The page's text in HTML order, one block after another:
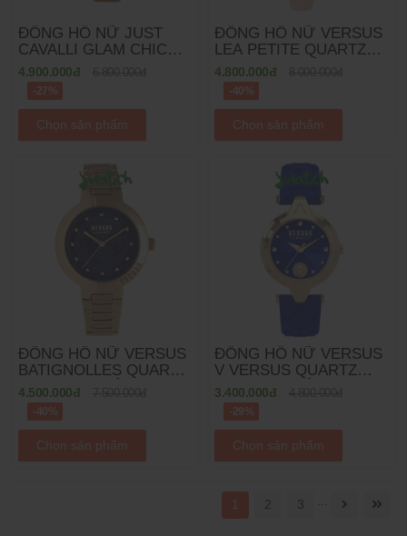
ĐỒNG HỒ NỮ JUST
CAVALLI GLAM CHIC
QUARTZ JC1L150L0025
DÂY DA
4.900.000đ
-27%
Chọn sản phẩm
ĐỒNG HỒ NỮ VERSUS
LEA PETITE QUARTZ
VSPZJ0321 DÂY DA
4.800.000đ
-40%
Chọn sản phẩm
ĐỒNG HỒ NỮ VERSUS
BATIGNOLLES QUARTZ
VSPLJ0819 DÂY KIM
LOẠI
4.500.000đ
-40%
Chọn sản phẩm
ĐỒNG HỒ NỮ VERSUS
V VERSUS QUARTZ
SCI230017 DÂY DA
3.400.000đ
-29%
Chọn sản phẩm
1 2 3